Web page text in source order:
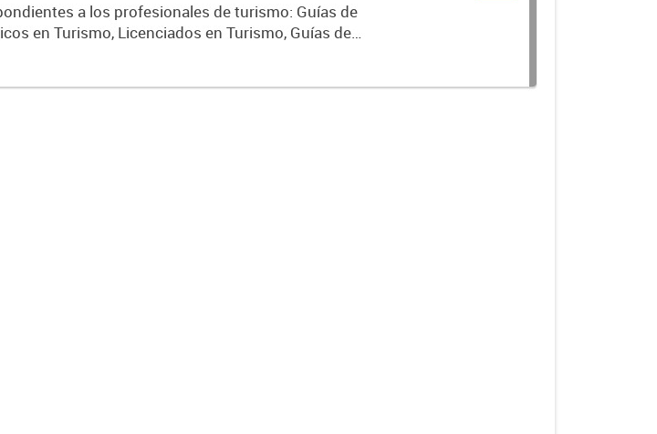
a los profesionales de turismo: Guías de
en Turismo, Licenciados en Turismo, Guías de